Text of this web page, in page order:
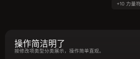
+10 力量
操作简洁明了
按修改项类型分类展示，操作简单直观。